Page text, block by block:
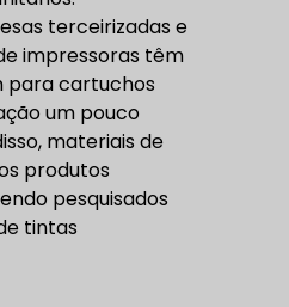
terceirizadas e
impressoras têm
para cartuchos
um pouco
materiais de
produtos
pesquisados
tintas